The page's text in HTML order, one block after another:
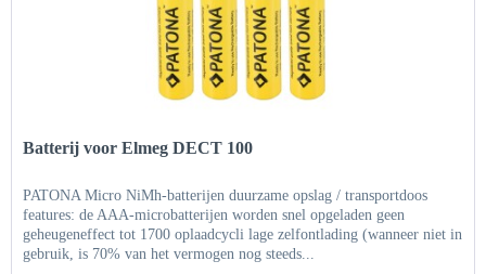
Batterij voor Elmeg DECT 100
PATONA Micro NiMh-batterijen duurzame opslag / transportdoos
features: de AAA-microbatterijen worden snel opgeladen geen
geheugeneffect tot 1700 oplaadcycli lage zelfontlading (wanneer niet in
gebruik, is 70% van het vermogen nog steeds...